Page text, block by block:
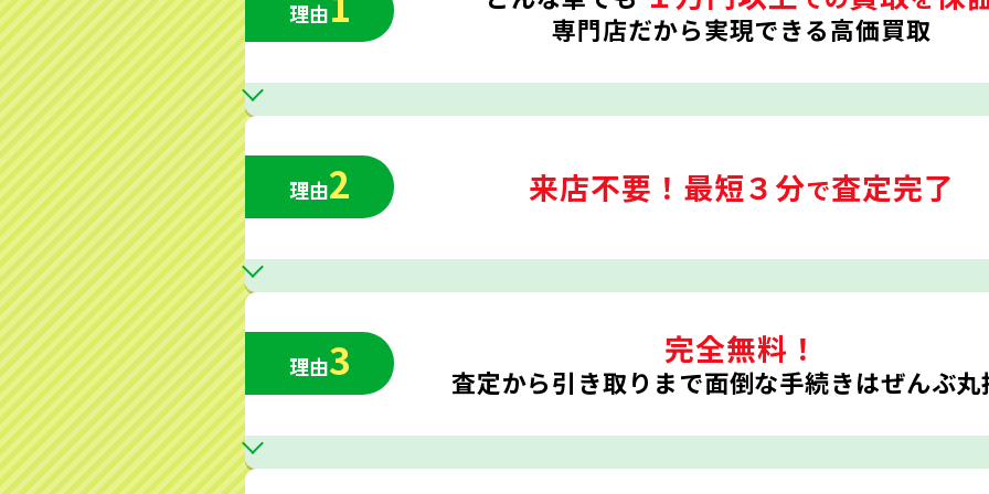
理由 専門店だから実現できる高価買取
理由2 来店不要！ 最短３分で査定完了
理由3 完全無料！
査定から引き取りまで面倒な手続きはぜんぶ